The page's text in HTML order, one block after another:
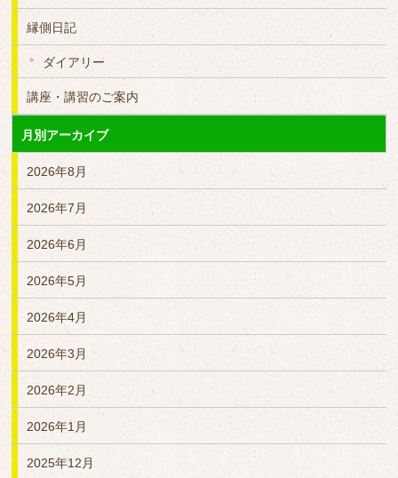
縁側日記
ダイアリー
講座・講習のご案内
月別アーカイブ
2026年8月
2026年7月
2026年6月
2026年5月
2026年4月
2026年3月
2026年2月
2026年1月
2025年12月